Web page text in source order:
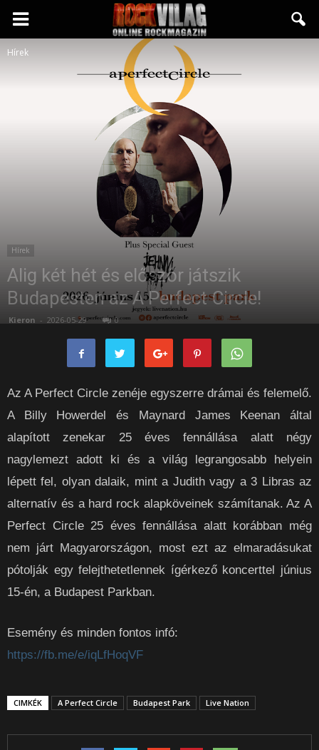
Rockvilág.hu
Hírek
Hírek
Alig két hét és előszőr játszik
Budapesten az A Perfect Circle!
Kieron - 2026-05-29 0
Az A Perfect Circle zenéje egyszerre drámai és felemelő.
A Billy Howerdel és Maynard James Keenan által
alapított zenekar 25 éves fennállása alatt négy
nagylemezt adott ki és a világ legrangosabb helyein
lépett fel, olyan dalaik, mint a Judith vagy a 3 Libras az
alternatív és a hard rock alapköveinek számítanak. Az A
Perfect Circle 25 éves fennállása alatt korábban még
nem járt Magyarországon, most ezt az elmaradásukat
pótolják egy felejthetetlennek ígérkező koncerttel június
15-én, a Budapest Parkban.
Esemény és minden fontos infó:
https://fb.me/e/iqLfHoqVF
CIMKÉK A Perfect Circle Budapest Park Live Nation